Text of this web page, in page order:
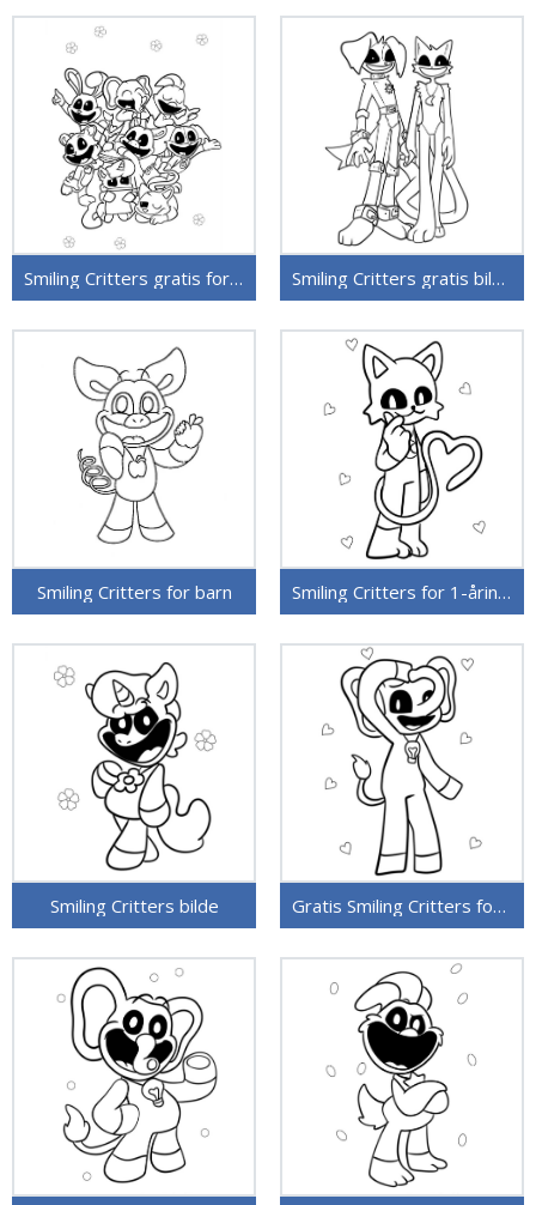
Smiling Critters gratis for barn Smiling Critters gratis bilde
Smiling Critters for barn Smiling Critters for 1-åringer
Smiling Critters bilde Gratis Smiling Critters for barn